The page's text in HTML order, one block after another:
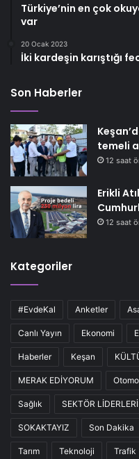
Türkiye’nin en çok
var
20 Ocak 2023
İki kardeşin karıştığı
Son Haberler
temeli
12 saat
Erikli
12 saat
Kategoriler
#EvdeKal Anketler
Canlı Yayın Ekonomi
Haberler Keşan
MERAK EDİYORUM
Sağlık SEKTÖR LİDERLERİ
SOKAKTAYIZ Son Dakika
Tarım Teknoloji Trafik